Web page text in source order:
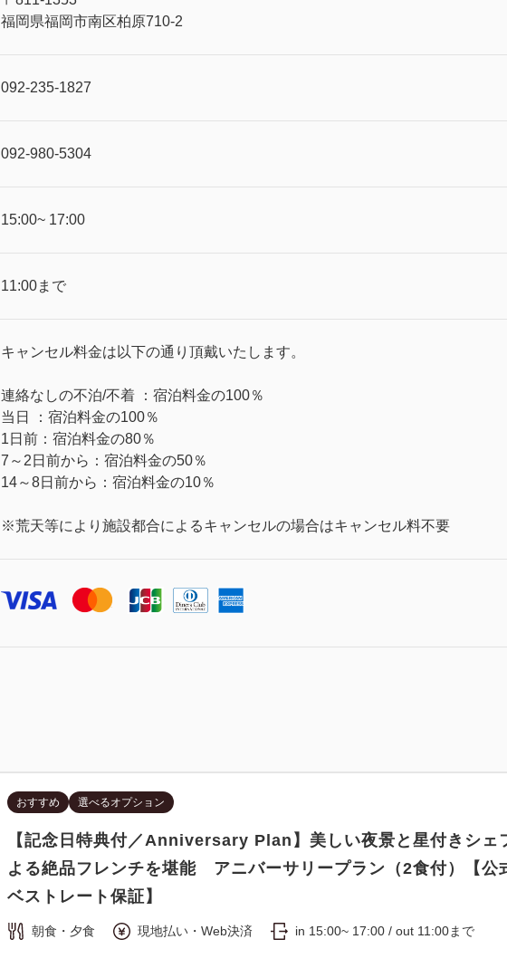
福岡県福岡市南区柏原710-2
092-235-1827
092-980-5304
15:00~ 17:00
11:00まで
キャンセル料金は以下の通り頂戴いたします。
連絡なしの不泊/不着 ：宿泊料金の100％
当日 ：宿泊料金の100％
1日前：宿泊料金の80％
7～2日前から：宿泊料金の50％
14～8日前から：宿泊料金の10％
※荒天等により施設都合によるキャンセルの場合はキャンセル料不要
おすすめ 選べるオプション
【記念日特典付／Anniversary Plan】美しい夜景と星付きシェ
よる絶品フレンチを堪能 アニバーサリープラン（2食付）【公
ベストレート保証】
朝食・夕食 現地払い・Web決済 in 15:00~ 17:00 / out 11:00まで